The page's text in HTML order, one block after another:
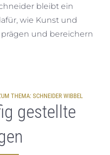
bleibt ein
wie Kunst und
und bereichern
THEMA: SCHNEIDER WIBBEL
gestellte